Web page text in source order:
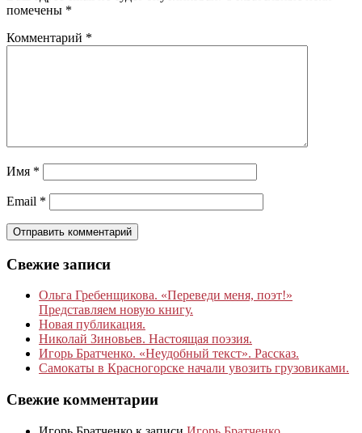
помечены *
Комментарий *
Имя *
Email *
Свежие записи
Ольга Гребенщикова. «Переведи меня, поэт!»
Представляем новую книгу.
Новая публикация.
Николай Зиновьев. Настоящая поэзия.
Игорь Братченко. «Неудобный текст». Рассказ.
Самокаты в Красногорске начали увозить грузовиками.
Свежие комментарии